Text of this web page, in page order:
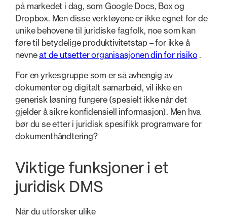
på markedet i dag, som Google Docs, Box og
Dropbox. Men disse verktøyene er ikke egnet for de
unike behovene til juridiske fagfolk, noe som kan
føre til betydelige produktivitetstap – for ikke å
nevneat de utsetter organisasjonen din for risiko.
For en yrkesgruppe som er så avhengig av
dokumenter og digitalt samarbeid, vil ikke en
generisk løsning fungere (spesielt ikke når det
gjelder å sikre konfidensiell informasjon). Men hva
bør du se etter i juridisk spesifikk programvare for
dokumenthåndtering?
Viktige funksjoner i et
juridisk DMS
Når du utforsker ulike